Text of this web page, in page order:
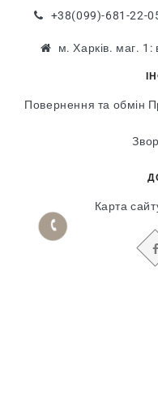
+38(099)-681-22-
м. Харків. маг.
Повернення та обмін
Карта